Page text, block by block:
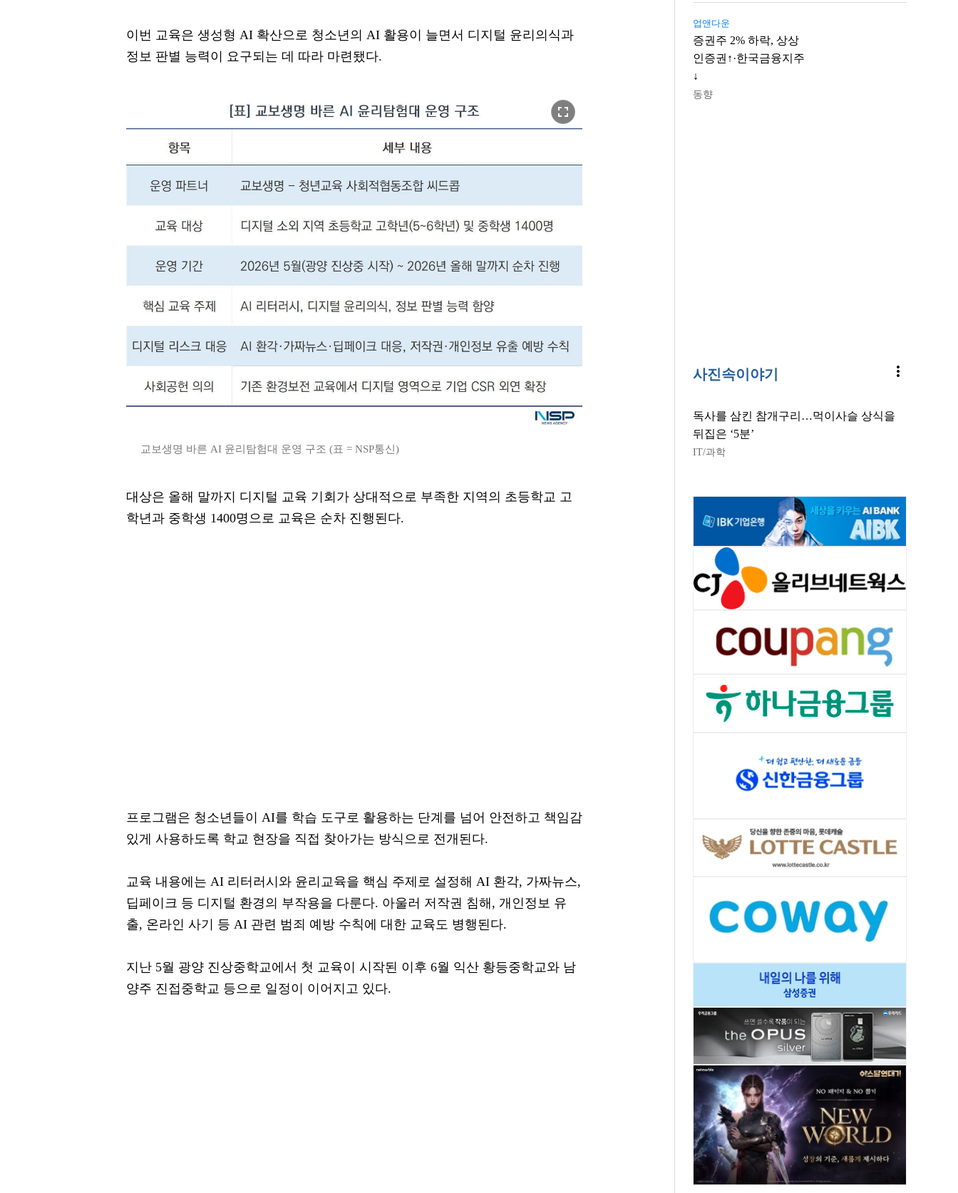
이번 교육은 생성형 AI 확산으로 청소년의 AI 활용이 늘면서 디지털 윤리의식과
정보 판별 능력이 요구되는 데 따라 마련됐다.
fullscreen
교보생명 바른 AI 윤리탐험대 운영 구조 (표 = NSP통신)
대상은 올해 말까지 디지털 교육 기회가 상대적으로 부족한 지역의 초등학교 고
학년과 중학생 1400명으로 교육은 순차 진행된다.
프로그램은 청소년들이 AI를 학습 도구로 활용하는 단계를 넘어 안전하고 책임감
있게 사용하도록 학교 현장을 직접 찾아가는 방식으로 전개된다.
교육 내용에는 AI 리터러시와 윤리교육을 핵심 주제로 설정해 AI 환각, 가짜뉴스,
딥페이크 등 디지털 환경의 부작용을 다룬다. 아울러 저작권 침해, 개인정보 유
출, 온라인 사기 등 AI 관련 범죄 예방 수칙에 대한 교육도 병행된다.
지난 5월 광양 진상중학교에서 첫 교육이 시작된 이후 6월 익산 황등중학교와 남
양주 진접중학교 등으로 일정이 이어지고 있다.
업앤다운
증권주 2% 하락, 상상
인증권↑·한국금융지주
↓
동향
사진속이야기 more_vert
독사를 삼킨 참개구리…먹이사슬 상식을
뒤집은 ‘5분’
IT/과학